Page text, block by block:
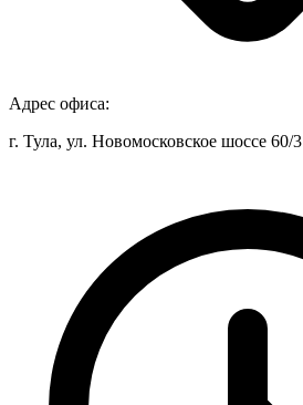
Адрес офиса:
г. Тула, ул. Новомосковское шоссе 60/3